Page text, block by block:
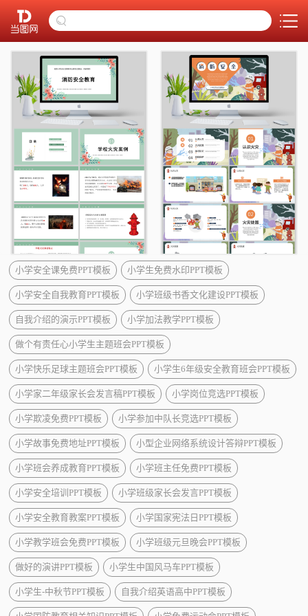
小学安全课免费PPT模板 小学生免费水印PPT模板
小学安全自我教育PPT模板 小学班级书香文化建设PPT模板
自我介绍的演示PPT模板 小学加法教学PPT模板
做个有责任心小学生主题班会PPT模板
小学快乐足球主题班会PPT模板 小学生6年级安全教育班会PPT模板
小学家二年级家长会发言稿PPT模板 小学岗位竞选PPT模板
小学欺凌免费PPT模板 小学参加中队长竞选PPT模板
小学故事免费地址PPT模板 小型企业网络系统设计答辩PPT模板
小学班会养成教育PPT模板 小学班主任免费PPT模板
小学安全培训PPT模板 小学班级家长会发言PPT模板
小学安全教育教案PPT模板 小学国家宪法日PPT模板
小学教学班会免费PPT模板 小学班级元旦晚会PPT模板
做好的演讲PPT模板 小学生中国风马车PPT模板
小学生-中秋节PPT模板 自我介绍英语高中PPT模板